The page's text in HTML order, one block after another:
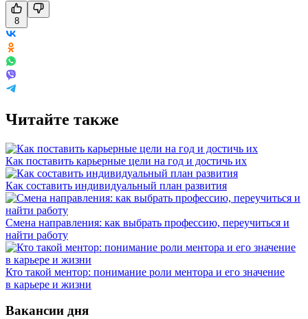
8
Читайте также
Как поставить карьерные цели на год и достичь их
Как составить индивидуальный план развития
Смена направления: как выбрать профессию, переучиться и
найти работу
Кто такой ментор: понимание роли ментора и его значение
в карьере и жизни
Вакансии дня